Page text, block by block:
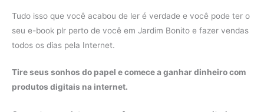
Tudo isso que você acabou de ler é verdade e você pode ter o
seu e-book plr perto de você em Jardim Bonito e fazer vendas
todos os dias pela Internet.
Tire seus sonhos do papel e comece a ganhar dinheiro com
produtos digitais na internet.